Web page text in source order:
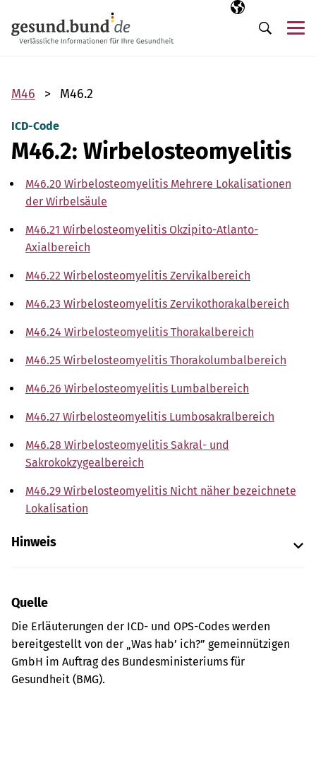
Ausgewählte
DE
Suche
M46 M46.2
ICD-Code
M46.2: Wirbelosteomyelitis
M46.20 Wirbelosteomyelitis Mehrere Lokalisationen
der Wirbelsäule
M46.21 Wirbelosteomyelitis Okzipito-Atlanto-
Axialbereich
M46.22 Wirbelosteomyelitis Zervikalbereich
M46.23 Wirbelosteomyelitis Zervikothorakalbereich
M46.24 Wirbelosteomyelitis Thorakalbereich
M46.25 Wirbelosteomyelitis Thorakolumbalbereich
M46.26 Wirbelosteomyelitis Lumbalbereich
M46.27 Wirbelosteomyelitis Lumbosakralbereich
M46.28 Wirbelosteomyelitis Sakral- und
Sakrokokzygealbereich
M46.29 Wirbelosteomyelitis Nicht näher bezeichnete
Lokalisation
Hinweis
Quelle
Die Erläuterungen der ICD- und OPS-Codes werden
bereitgestellt von der „Was hab’ ich?” gemeinnützigen
GmbH im Auftrag des Bundesministeriums für
Gesundheit (BMG).